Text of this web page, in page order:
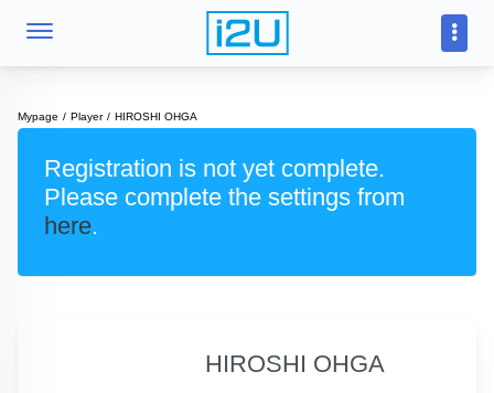
Mypage Player HIROSHI OHGA
Registration is not yet complete.
Please complete the settings from
here.
HIROSHI OHGA